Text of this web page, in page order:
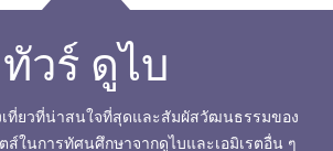
ทัวร์ ดูไบ
ที่ยวที่น่าสนใจที่สุดและสัมผัสวัฒนธรรมของ
ส์ในการทัศนศึกษาจากดูไบและเอมิเรตอื่น ๆ